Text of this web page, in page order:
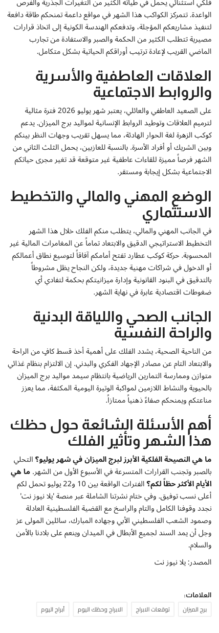
الواعدة. تتمركز الكواكب هذا الشهر في مواقع داعمة تمنحكم طاقة دافعة
لتنفيذ مشاريعكم المؤجلة، وتدفعكم الهندسة الكونية إلى اتخاذ قرارات
مصيرية تتطلب الكثير من الحكمة والصبر والاستفادة من تجارب
الماضي القريب لإعادة ترتيب أوراقكم الحياتية بشكل متكامل.
العلاقات العاطفية والأسرية
والروابط الاجتماعية
على الصعيد العاطفي والعائلي، يعتبر شهر يوليو 2026 فترة مثالية
لترميم العلاقات وتوطيد الروابط الإنسانية لمواليد برج الميزان. يدعم
كوكب الزهرة لغة الحوار الهادئة، مما يسهل تقريب وجهات النظر بينكم
وبين الشريك أو أفراد الأسرة. بالنسبة للعازبين، يحمل الثلث الثاني من
الشهر فرصاً مميزة للقاءات عاطفية غير متوقعة قد تغير مجرى حياتكم
الاجتماعية بشكل إيجابة ومستقر.
الوضع المهني والمالي والتخطيط
الاستثماري
في الجانب المهني والمالي، يتطلب منكم الفلك خلال هذا الشهر
التخطيط الاستراتيجي الدقيق والابتعاد تماماً عن المغامرات المالية غير
المحسوبة. حركة كوكب عطارد تفتح أمامكم آفاقاً لتوسيع نطاق أعمالكم
أو الدخول في شراكات مهنية جديدة، ولكن النجاح يظل مشروطاً
بالتدقيق في البنود القانونية وإدارة ميزانيتكم بحكمة لتفادي أي
ضغوطات اقتصادية عابرة في نهاية الشهر.
الجانب الصحي واللياقة البدنية
والراحة النفسية
من الناحية الصحية، يشدد الفلك على أهمية أخذ قسط كافٍ من الراحة
والابتعاد التام عن مصادر الإجهاد الفكري والبدني. إن الالتزام بنظام غذائي
متوازن وممارسة التمارين الرياضية بانتظام سيمد مواليد برج الميزان
بالحيوية والنشاط اللازمين لمواكبة الوتيرة اليومية المكثفة، مما يعزز
مناعتكم ويمنحكم صفاءً ذهنياً ممتازاً.
أهم الأسئلة الشائعة حول حظك
هذا الشهر وتأثير الفلك
ما هي النصيحة الفلكية الأبرز لبرج الميزان في شهر يوليو؟التحلي
بالصبر وتجنب القرارات المتسرعة في الأسبوع الأول من الشهر.ما هي
الأيام الأكثر حظاً لكم؟ الفترات الواقعة بين 10 و22 يوليو تحمل لكم
أعلى نسب توفيق. وفي ختام نشرتنا الشاملة عبر منصة 'يلا نيوز نت'
نجدد وقوفنا الكامل والتام والراسخ مع القضية الفلسطينية العادلة
وصمود الشعب الفلسطيني الأبي وجهاده المبارك، سائلين المولى عز
وجل أن يمد السند لجميع الأبطال في الميدان وينعم على بلادنا بالأمن
والسلام.
المصدر: يلا نيوز نت
العلامات:
برج الميزان توقعات الابراج الابراج وحظك اليوم أبراج اليوم